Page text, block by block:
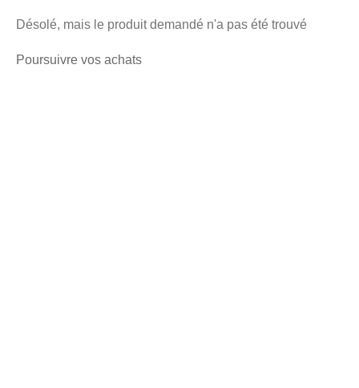
Désolé, mais le produit demandé n'a pas été trouvé
Poursuivre vos achats